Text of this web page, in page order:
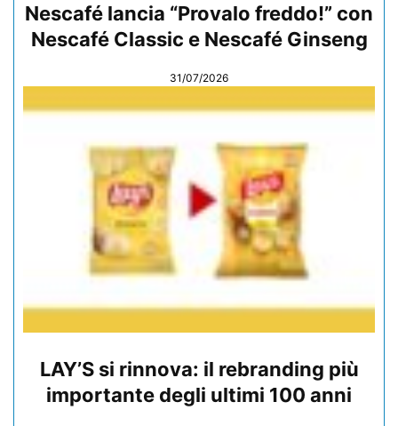
Nescafé lancia “Provalo freddo!” con
Nescafé Classic e Nescafé Ginseng
31/07/2026
LAY’S si rinnova: il rebranding più
importante degli ultimi 100 anni